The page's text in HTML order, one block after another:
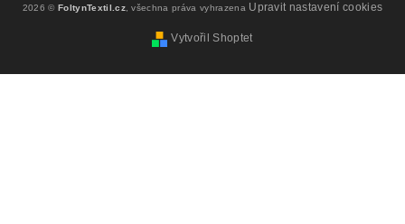
2026 ©FoltynTextil.cz, všechna práva vyhrazena Upravit nastavení cookies
Vytvořil Shoptet